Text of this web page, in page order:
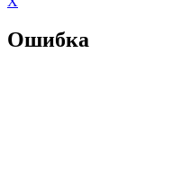
Ошибка